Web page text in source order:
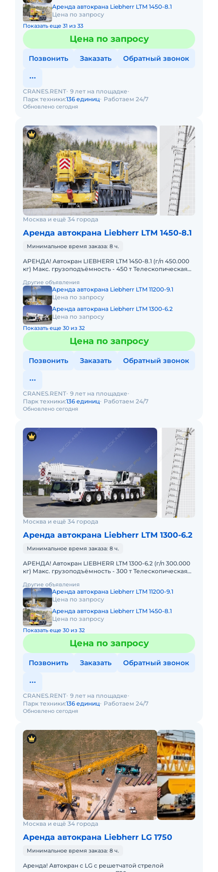
Аренда автокрана Liebherr LTM 1450-8.1
Цена по запросу
Показать еще 31 из 33
Цена по запросу
Позвонить Заказать Обратный звонок
Обновлено сегодня
CRANES.RENT 9 лет на площадке
Парк техники:136 единиц Работаем 24/7
Москва и ещё 34 города
Аренда автокрана Liebherr LTM 1450-8.1
Минимальное время заказа: 8 ч.
АРЕНДА! Автокран LIEBHERR LTM 1450-8.1 (г/п 450.000
кг) Макс. грузоподъёмность - 450 т Телескопическая
Другие объявления
Аренда автокрана Liebherr LTM 11200-9.1
Цена по запросу
Аренда автокрана Liebherr LTM 1300-6.2
Цена по запросу
Показать еще 30 из 32
Цена по запросу
Позвонить Заказать Обратный звонок
Обновлено сегодня
CRANES.RENT 9 лет на площадке
Парк техники:136 единиц Работаем 24/7
Москва и ещё 34 города
Аренда автокрана Liebherr LTM 1300-6.2
Минимальное время заказа: 8 ч.
АРЕНДА! Автокран LIEBHERR LTM 1300-6.2 (г/п 300.000
кг) Макс. грузоподъёмность - 300 т Телескопическая
Другие объявления
Аренда автокрана Liebherr LTM 11200-9.1
Цена по запросу
Аренда автокрана Liebherr LTM 1450-8.1
Цена по запросу
Показать еще 30 из 32
Цена по запросу
Позвонить Заказать Обратный звонок
Обновлено сегодня
CRANES.RENT 9 лет на площадке
Парк техники:136 единиц Работаем 24/7
Москва и ещё 34 города
Аренда автокрана Liebherr LG 1750
Минимальное время заказа: 8 ч.
Аренда! Автокран с LG с решетчатой стрелой